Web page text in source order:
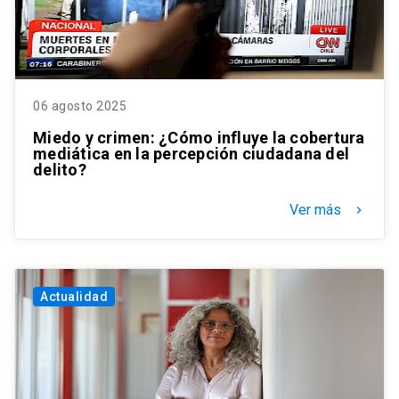
06 agosto 2025
Miedo y crimen: ¿Cómo influye la cobertura
mediática en la percepción ciudadana del
delito?
Ver más keyboard_arrow_right
Actualidad